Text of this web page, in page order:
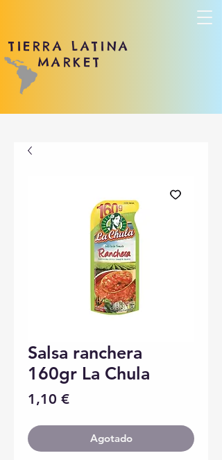
TIERRA LATINA
MARKET
Salsa ranchera
160gr La Chula
1,10 €Precio
Agotado